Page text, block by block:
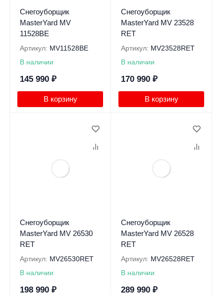
Снегоуборщик
MasterYard MV
11528BE
Артикул: MV11528BE
В наличии
145 990 ₽
В корзину
Снегоуборщик
MasterYard MV 23528
RET
Артикул: MV23528RET
В наличии
170 990 ₽
В корзину
Снегоуборщик
MasterYard MV 26530
RET
Артикул: MV26530RET
В наличии
198 990 ₽
Снегоуборщик
MasterYard MV 26528
RET
Артикул: MV26528RET
В наличии
289 990 ₽